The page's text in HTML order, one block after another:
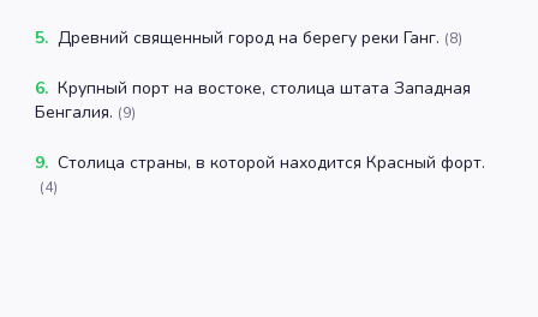
5. Древний священный город на берегу реки Ганг. (8)
6. Крупный порт на востоке, столица штата Западная
Бенгалия. (9)
9. Столица страны, в которой находится Красный форт.
(4)